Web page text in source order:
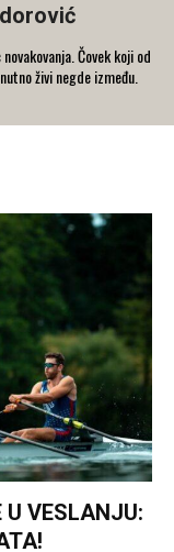
Čovek koji od
živi negde između.
U VESLANJU: